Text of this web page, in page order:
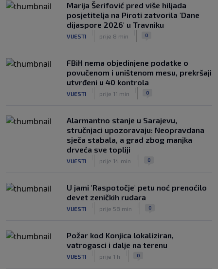
Marija Šerifović pred više hiljada
posjetitelja na Piroti zatvorila 'Dane
dijaspore 2026' u Travniku
VIJESTI prije 8 min 0
FBiH nema objedinjene podatke o
povučenom i uništenom mesu, prekršaji
utvrđeni u 40 kontrola
VIJESTI prije 11 min 0
Alarmantno stanje u Sarajevu,
stručnjaci upozoravaju: Neopravdana
sječa stabala, a grad zbog manjka
drveća sve topliji
VIJESTI prije 14 min 0
U jami 'Raspotočje' petu noć prenoćilo
devet zeničkih rudara
VIJESTI prije 58 min 0
Požar kod Konjica lokaliziran,
vatrogasci i dalje na terenu
VIJESTI prije 1 h 0